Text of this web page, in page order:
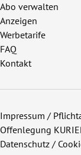
Abo verwalten
Anzeigen
Werbetarife
FAQ
Kontakt
Impressum /
Offenlegung
Datenschutz /